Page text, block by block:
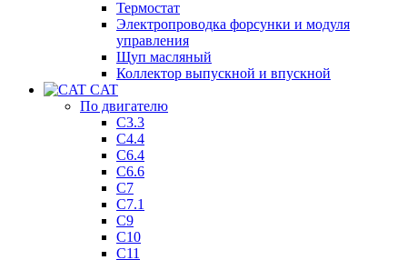
Термостат
Электропроводка форсунки и модуля
управления
Щуп масляный
Коллектор выпускной и впускной
CAT
По двигателю
C3.3
C4.4
C6.4
C6.6
C7
C7.1
C9
C10
C11